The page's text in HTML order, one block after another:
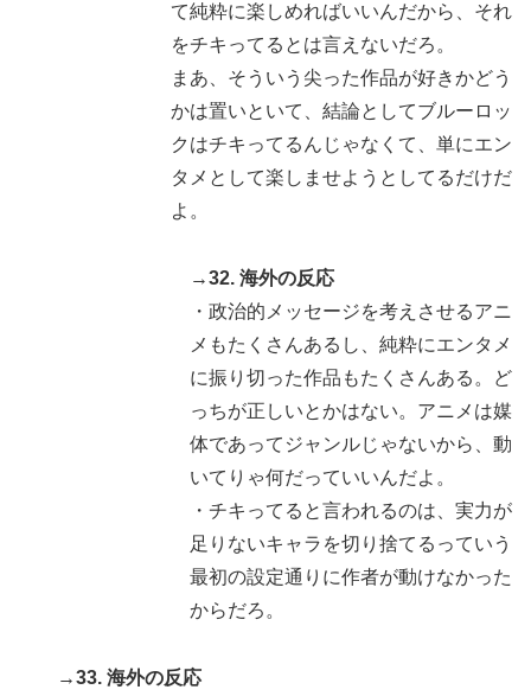
て純粋に楽しめればいいんだから、それ
をチキってるとは言えないだろ。
まあ、そういう尖った作品が好きかどう
かは置いといて、結論としてブルーロッ
クはチキってるんじゃなくて、単にエン
タメとして楽しませようとしてるだけだ
よ。
→32. 海外の反応
・政治的メッセージを考えさせるアニ
メもたくさんあるし、純粋にエンタメ
に振り切った作品もたくさんある。ど
っちが正しいとかはない。アニメは媒
体であってジャンルじゃないから、動
いてりゃ何だっていいんだよ。
・チキってると言われるのは、実力が
足りないキャラを切り捨てるっていう
最初の設定通りに作者が動けなかった
からだろ。
→33. 海外の反応